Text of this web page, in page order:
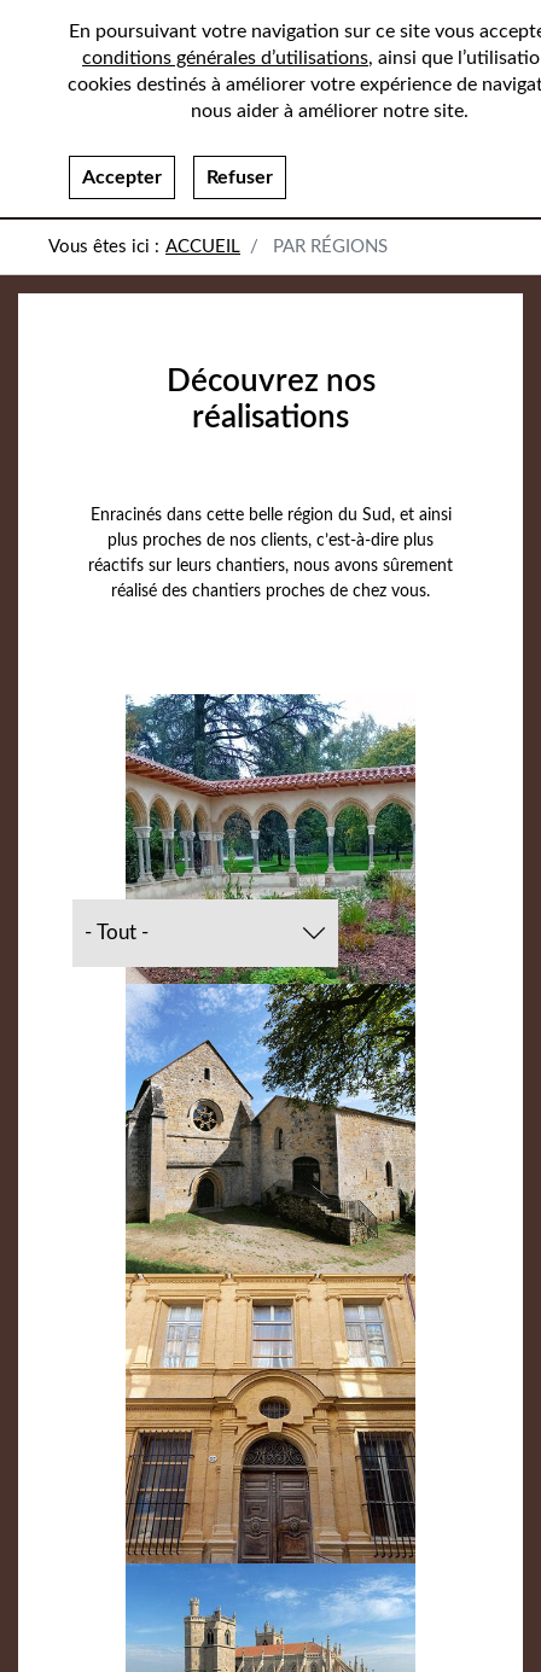
En poursuivant votre navigation sur ce site vous
conditions générales d’utilisations, ainsi que
cookies destinés à améliorer votre expérience de
nous aider à améliorer notre site.
Accepter Refuser
ACCUEIL PAR RÉGIONS
Découvrez nos
réalisations
Enracinés dans cette belle région du Sud, et ainsi
plus proches de nos clients, c’est-à-dire plus
réactifs sur leurs chantiers, nous avons sûrement
réalisé des chantiers proches de chez vous.